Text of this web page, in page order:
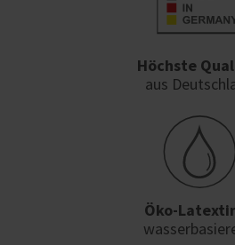
Höchste
aus
Öko-